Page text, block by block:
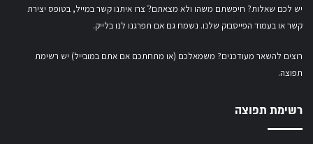
יש לכם שאלות? חיפשתם משהו ולא מצאתם?ֿ צרו איתנו קשר במייל, בטופס יצירת
קשראובעמוד הפייסבוק שלנו. נשמח גם אם תפרגנו לנו בלייק.
רוצים להשאר מעודכנים? משמאלכם (או מתחתכם אם אתם במובייל) יש רשימת
תפוצה.
רשימת תפוצה